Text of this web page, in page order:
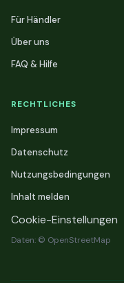
Für Händler
Über uns
FAQ & Hilfe
RECHTLICHES
Impressum
Datenschutz
Nutzungsbedingungen
Inhalt melden
Cookie-Einstellungen
Daten: © OpenStreetMap